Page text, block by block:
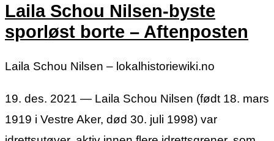
Laila Schou Nilsen-byste
sporløst borte – Aftenposten
Laila Schou Nilsen – lokalhistoriewiki.no
19. des. 2021 — Laila Schou Nilsen (født 18. mars
1919 i Vestre Aker, død 30. juli 1998) var